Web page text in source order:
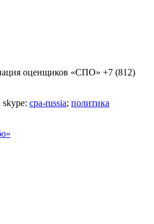
оценщиков «СПО» +7 (812)
skype: cpa-russia; политика